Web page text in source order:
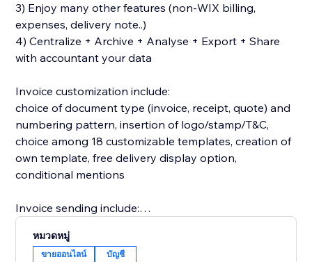
3) Enjoy many other features (non-WIX billing,
expenses, delivery note..)
4) Centralize + Archive + Analyse + Export + Share
with accountant your data
Invoice customization include:
choice of document type (invoice, receipt, quote) and
numbering pattern, insertion of logo/stamp/T&C,
choice among 18 customizable templates, creation of
own template, free delivery display option,
conditional mentions
Invoice sending include:
& title, cc & bcc, smtp option
หมวดหมู่
ขายออนไลน์ บัญชี